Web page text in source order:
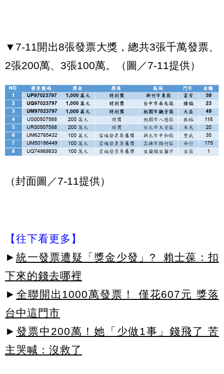
▼7-11開出8張發票大獎，總共3張千萬發票、
2張200萬、3張100萬。（圖／7-11提供）
（封面圖／7-11提供）
【往下看更多】
► 統一發票遭疑「獎金少發」? 賴士葆：扣
下來的錢去哪裡
► 全聯開出1000萬發票！ 僅花607元 獎落
台中這門市
► 發票中200萬！她「少做1事」錢飛了 苦
主哭喊：沒救了